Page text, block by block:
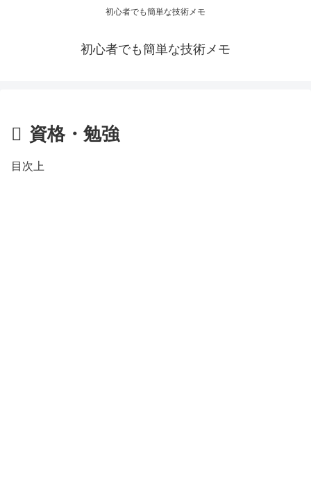
初心者でも簡単な技術メモ
初心者でも簡単な技術メモ
資格・勉強
目次上